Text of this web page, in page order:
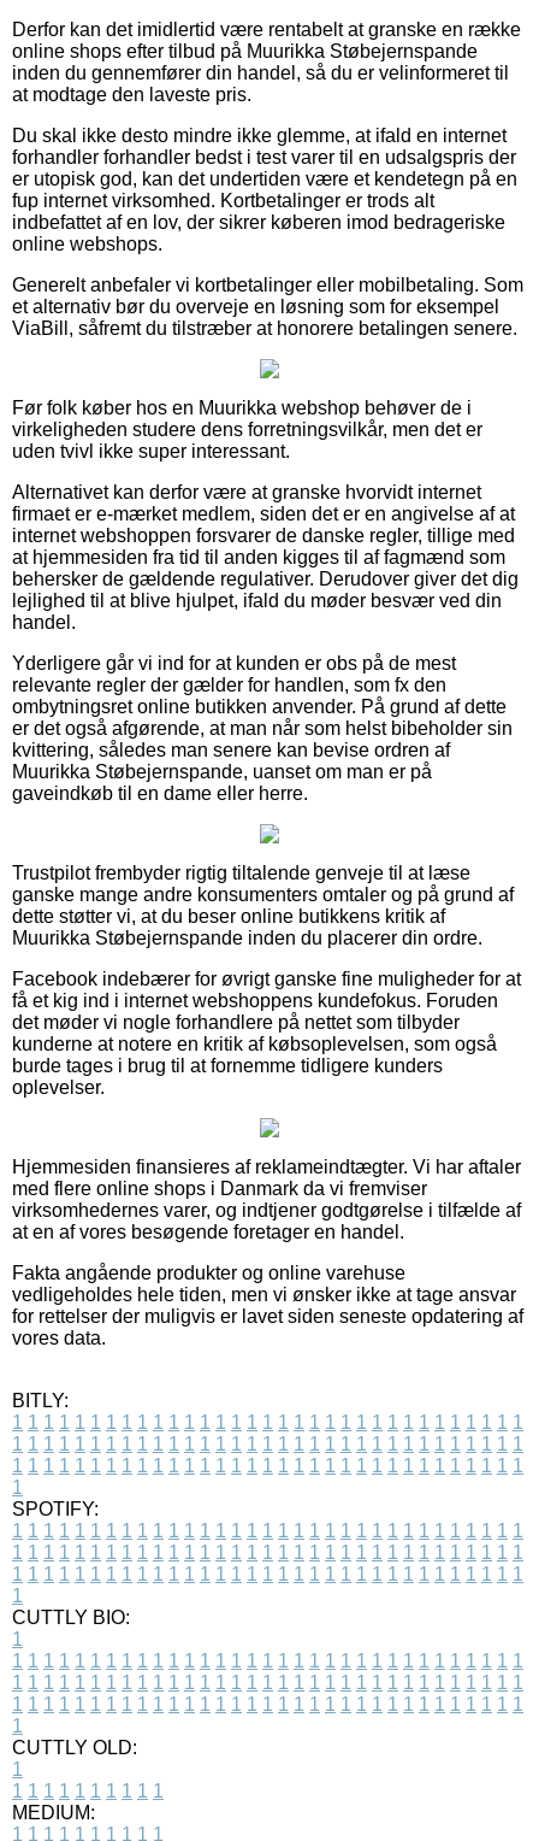
Derfor kan det imidlertid være rentabelt at granske en række
online shops efter tilbud på Muurikka Støbejernspande
inden du gennemfører din handel, så du er velinformeret til
at modtage den laveste pris.
Du skal ikke desto mindre ikke glemme, at ifald en internet
forhandler forhandler bedst i test varer til en udsalgspris der
er utopisk god, kan det undertiden være et kendetegn på en
fup internet virksomhed. Kortbetalinger er trods alt
indbefattet af en lov, der sikrer køberen imod bedrageriske
online webshops.
Generelt anbefaler vi kortbetalinger eller mobilbetaling. Som
et alternativ bør du overveje en løsning som for eksempel
ViaBill, såfremt du tilstræber at honorere betalingen senere.
Før folk køber hos en Muurikka webshop behøver de i
virkeligheden studere dens forretningsvilkår, men det er
uden tvivl ikke super interessant.
Alternativet kan derfor være at granske hvorvidt internet
firmaet er e-mærket medlem, siden det er en angivelse af at
internet webshoppen forsvarer de danske regler, tillige med
at hjemmesiden fra tid til anden kigges til af fagmænd som
behersker de gældende regulativer. Derudover giver det dig
lejlighed til at blive hjulpet, ifald du møder besvær ved din
handel.
Yderligere går vi ind for at kunden er obs på de mest
relevante regler der gælder for handlen, som fx den
ombytningsret online butikken anvender. På grund af dette
er det også afgørende, at man når som helst bibeholder sin
kvittering, således man senere kan bevise ordren af
Muurikka Støbejernspande, uanset om man er på
gaveindkøb til en dame eller herre.
Trustpilot frembyder rigtig tiltalende genveje til at læse
ganske mange andre konsumenters omtaler og på grund af
dette støtter vi, at du beser online butikkens kritik af
Muurikka Støbejernspande inden du placerer din ordre.
Facebook indebærer for øvrigt ganske fine muligheder for at
få et kig ind i internet webshoppens kundefokus. Foruden
det møder vi nogle forhandlere på nettet som tilbyder
kunderne at notere en kritik af købsoplevelsen, som også
burde tages i brug til at fornemme tidligere kunders
oplevelser.
Hjemmesiden finansieres af reklameindtægter. Vi har aftaler
med flere online shops i Danmark da vi fremviser
virksomhedernes varer, og indtjener godtgørelse i tilfælde af
at en af vores besøgende foretager en handel.
Fakta angående produkter og online varehuse
vedligeholdes hele tiden, men vi ønsker ikke at tage ansvar
for rettelser der muligvis er lavet siden seneste opdatering af
vores data.
BITLY:
1 1 1 1 1 1 1 1 1 1 1 1 1 1 1 1 1 1 1 1 1 1 1 1 1 1 1 1 1 1 1 1 1
1 1 1 1 1 1 1 1 1 1 1 1 1 1 1 1 1 1 1 1 1 1 1 1 1 1 1 1 1 1 1 1 1
1 1 1 1 1 1 1 1 1 1 1 1 1 1 1 1 1 1 1 1 1 1 1 1 1 1 1 1 1 1 1 1 1
1
SPOTIFY:
1 1 1 1 1 1 1 1 1 1 1 1 1 1 1 1 1 1 1 1 1 1 1 1 1 1 1 1 1 1 1 1 1
1 1 1 1 1 1 1 1 1 1 1 1 1 1 1 1 1 1 1 1 1 1 1 1 1 1 1 1 1 1 1 1 1
1 1 1 1 1 1 1 1 1 1 1 1 1 1 1 1 1 1 1 1 1 1 1 1 1 1 1 1 1 1 1 1 1
1
CUTTLY BIO:
1
1 1 1 1 1 1 1 1 1 1 1 1 1 1 1 1 1 1 1 1 1 1 1 1 1 1 1 1 1 1 1 1 1
1 1 1 1 1 1 1 1 1 1 1 1 1 1 1 1 1 1 1 1 1 1 1 1 1 1 1 1 1 1 1 1 1
1 1 1 1 1 1 1 1 1 1 1 1 1 1 1 1 1 1 1 1 1 1 1 1 1 1 1 1 1 1 1 1 1
1
CUTTLY OLD:
1
1 1 1 1 1 1 1 1 1 1
MEDIUM:
1 1 1 1 1 1 1 1 1 1